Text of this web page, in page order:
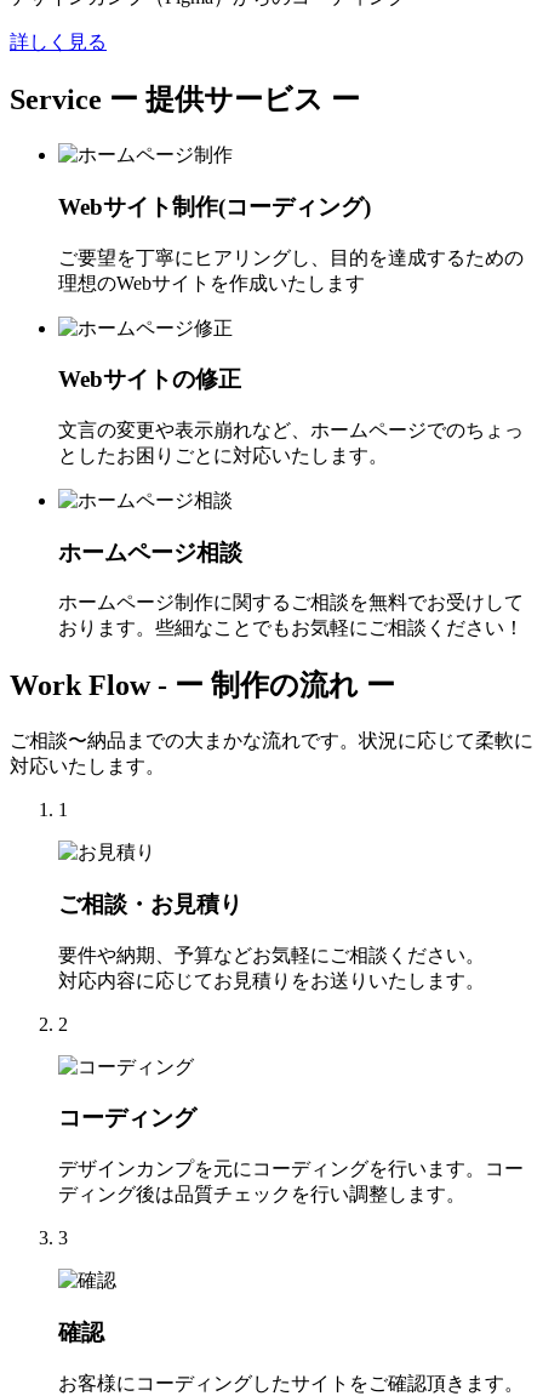
詳しく見る
Service ー 提供サービス ー
Webサイト制作(コーディング)
ご要望を丁寧にヒアリングし、目的を達成するための
理想のWebサイトを作成いたします
Webサイトの修正
文言の変更や表示崩れなど、ホームページでのちょっ
としたお困りごとに対応いたします。
ホームページ相談
ホームページ制作に関するご相談を無料でお受けして
おります。些細なことでもお気軽にご相談ください！
Work Flow - ー 制作の流れ ー
ご相談〜納品までの大まかな流れです。状況に応じて柔軟に
対応いたします。
1
ご相談・お見積り
要件や納期、予算などお気軽にご相談ください。
対応内容に応じてお見積りをお送りいたします。
2
コーディング
デザインカンプを元にコーディングを行います。コー
ディング後は品質チェックを行い調整します。
3
確認
お客様にコーディングしたサイトをご確認頂きます。